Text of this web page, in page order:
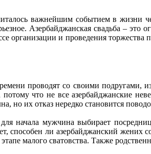
важнейшим событием в жизни
Азербайджанская свадьба –
и проведения торжества
проводят со своими подругами,
что не все азербайджанские
но их отказ нередко становится
начала мужчина выбирает
способен ли азербайджанский жених
малого сватовства. Также